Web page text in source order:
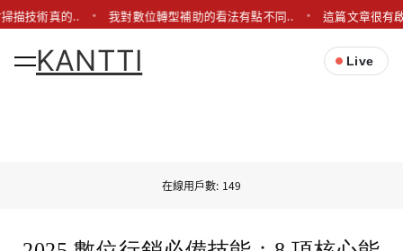
描技術真的.. 我對數位轉型補助的看法有點不同.. 這篇文章很有
KANTTI Live
在線用戶數: 149